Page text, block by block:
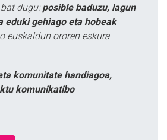
dugu: posible baduzu, lagun
eduki gehiago eta hobeak
euskaldun ororen eskura
komunitate handiagoa,
komunikatibo